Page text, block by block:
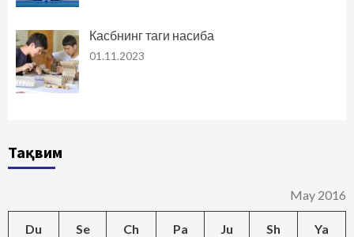
Касбнинг таги насиба
01.11.2023
Тақвим
May 2016
Du Se Ch Pa Ju Sh Ya